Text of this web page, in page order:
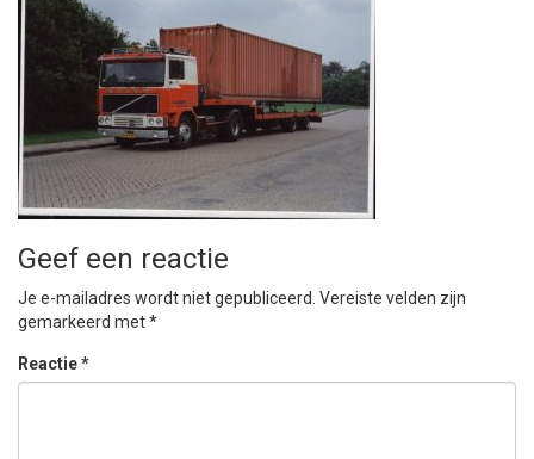
Geef een reactie
Je e-mailadres wordt niet gepubliceerd. Vereiste velden zijn
gemarkeerd met*
Reactie*